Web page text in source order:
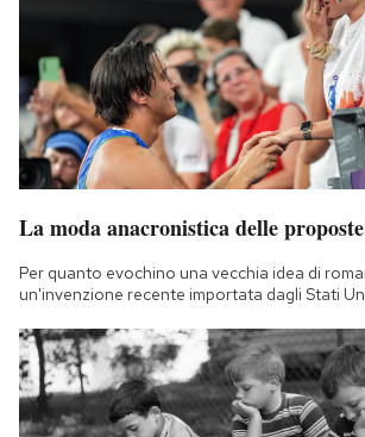
La moda anacronistica delle
Per quanto evochino una vecchia idea di
un'invenzione recente importata dagli Stati